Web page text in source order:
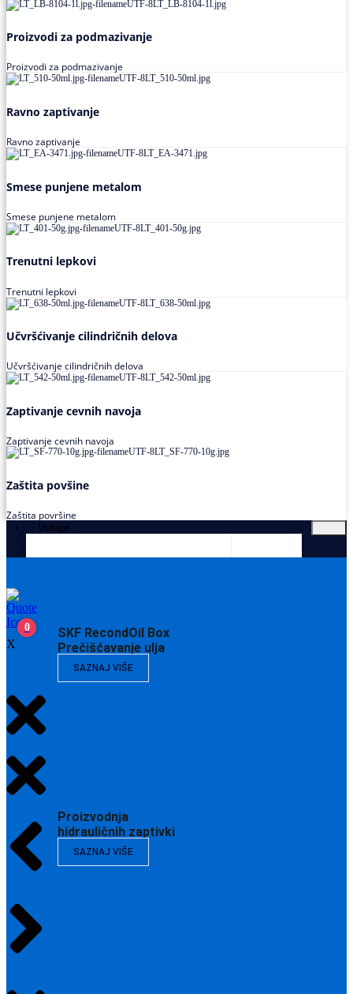
Proizvodi za podmazivanje
Proizvodi za podmazivanje
Ravno zaptivanje
Ravno zaptivanje
Smese punjene metalom
Smese punjene metalom
Trenutni lepkovi
Trenutni lepkovi
Učvršćivanje cilindričnih delova
Učvršćivanje cilindričnih delova
Zaptivanje cevnih navoja
Zaptivanje cevnih navoja
Zaštita povšine
Zaštita površine
Usluge
SKF RecondOil Box
Prečišćavanje ulja
SAZNAJ VIŠE
Proizvodnja
hidrauličnih zaptivki
SAZNAJ VIŠE
0
X